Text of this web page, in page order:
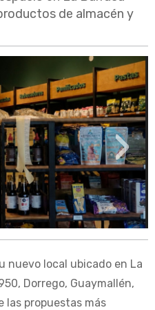
de almacén y
›
nuevo local ubicado en La
Dorrego, Guaymallén,
las propuestas más